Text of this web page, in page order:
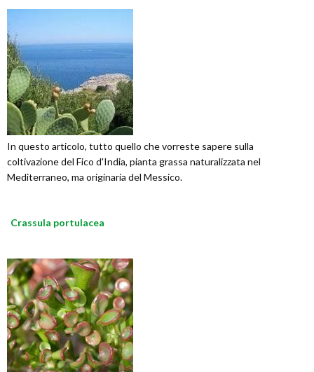
In questo articolo, tutto quello che vorreste sapere sulla
coltivazione del Fico d'India, pianta grassa naturalizzata nel
Mediterraneo, ma originaria del Messico.
Crassula portulacea